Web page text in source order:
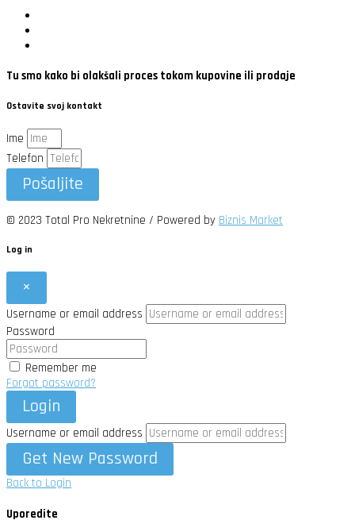
Tu smo kako bi olakšali proces tokom kupovine ili prodaje
Ostavite svoj kontakt
Ime
Telefon
Pošaljite
© 2023 Total Pro Nekretnine / Powered by Biznis Market
Log in
×
Username or email address
Password
Remember me
Forgot password?
Login
Username or email address
Get New Password
Back to Login
Uporedite